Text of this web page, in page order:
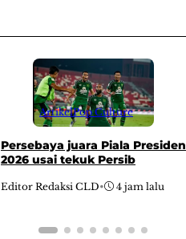
ArtikelPop Culture
Persebaya juara Piala Presiden
2026 usai tekuk Persib
Editor Redaksi CLD• 4 jam lalu